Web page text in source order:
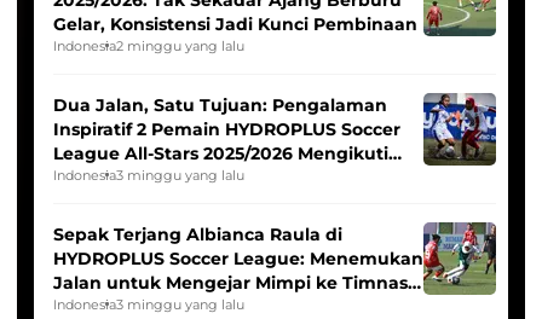
Gelar, Konsistensi Jadi Kunci Pembinaan
Indonesia2 minggu yang lalu
Dua Jalan, Satu Tujuan: Pengalaman
Inspiratif 2 Pemain HYDROPLUS Soccer
League All-Stars 2025/2026 Mengikuti
Seleksi Timnas Indonesia Putri
Indonesia3 minggu yang lalu
Sepak Terjang Albianca Raula di
HYDROPLUS Soccer League: Menemukan
Jalan untuk Mengejar Mimpi ke Timnas
Indonesia Putri
Indonesia3 minggu yang lalu